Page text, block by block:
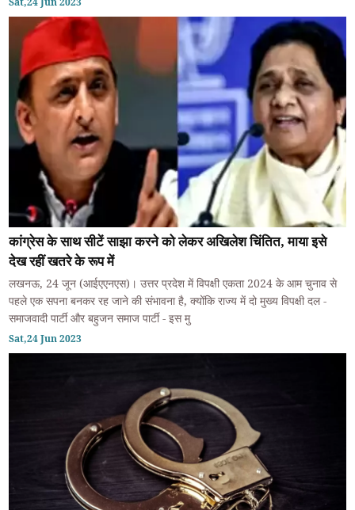
कांग्रेस के साथ सीटें साझा करने को लेकर अखिलेश चिंतित, माया इसे
देख रहीं खतरे के रूप में
लखनऊ, 24 जून (आईएएनएस)। उत्तर प्रदेश में विपक्षी एकता 2024 के आम चुनाव से
पहले एक सपना बनकर रह जाने की संभावना है, क्योंकि राज्य में दो मुख्य विपक्षी दल -
समाजवादी पार्टी और बहुजन समाज पार्टी - इस मु
Sat,24 Jun 2023